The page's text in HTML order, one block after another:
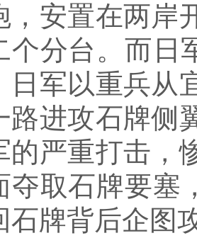
，安置在两岸
个分台。而日
日军以重兵从
路进攻石牌侧
的严重打击，
夺取石牌要塞
石牌背后企图